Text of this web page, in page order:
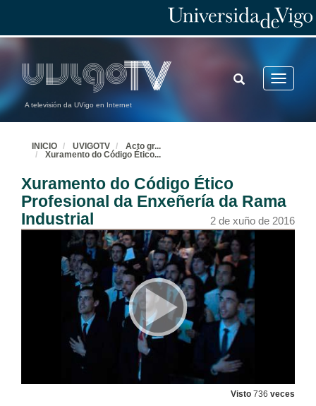
A televisión da UVigo en Internet
Toggle
TOGGLE
SEARCH
INICIO UVIGOTV Acto gr...
Xuramento do Código Ético...
Xuramento do Código Ético
Profesional da Enxeñería da Rama
Industrial
2 de xuño de 2016
Visto 736 veces
2 de xuño de 2016
2 de xuño de 2016